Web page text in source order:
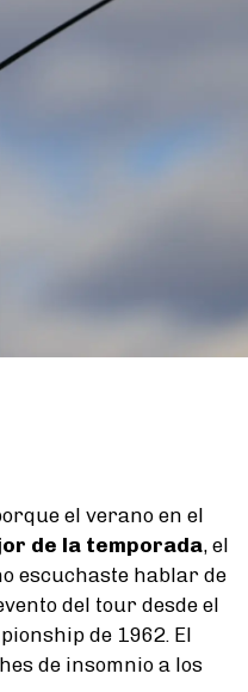
el verano en el
de la temporada, el
escuchaste hablar de
del tour desde el
de 1962. El
de insomnio a los